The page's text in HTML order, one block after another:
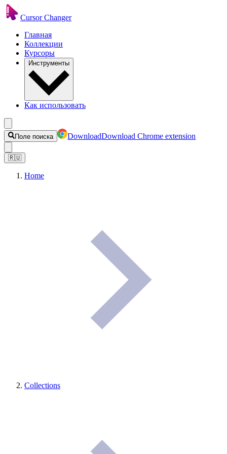
Cursor Changer
Главная
Коллекции
Курсоры
Инструменты
Как использовать
Поле поиска DownloadDownload Chrome extension
🇷🇺
Home
Collections